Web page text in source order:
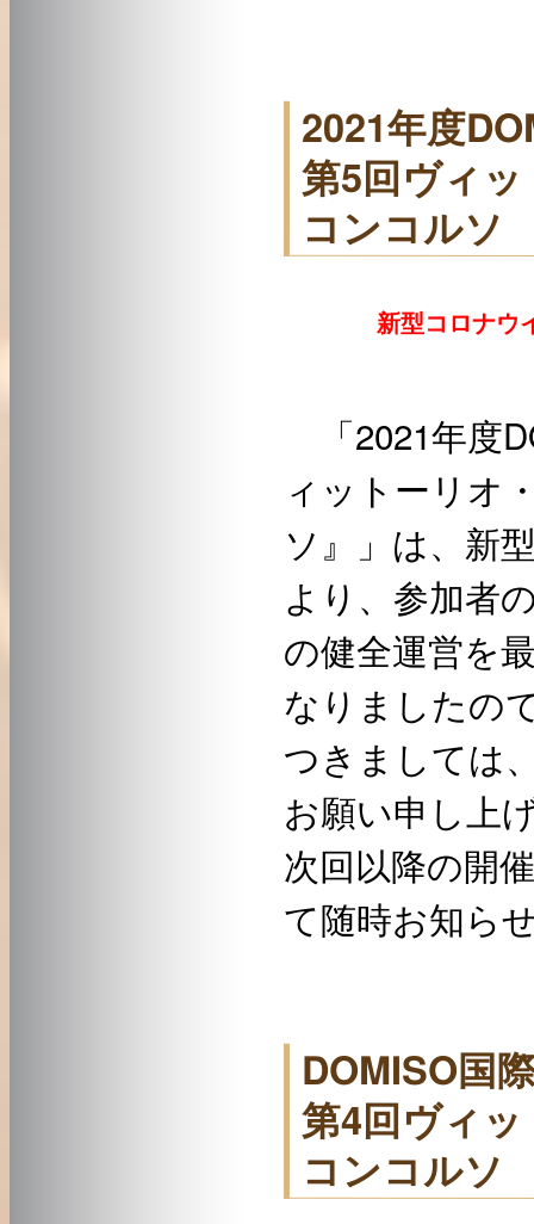
2021年度
第5回ヴィ
コンコルソ
新型コロナウ
「2021年度
ィットーリオ
ソ』」は、新
より、参加者
の健全運営を
なりましたの
つきましては
お願い申し上
次回以降の開
て随時お知ら
DOMISO国
第4回ヴィ
コンコルソ